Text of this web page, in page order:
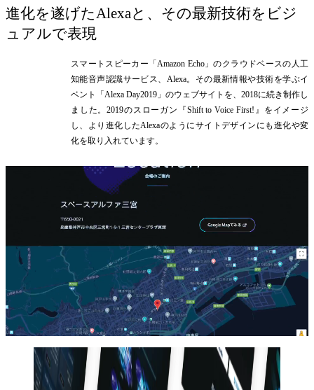
進化を遂げたAlexaと、その最新技術をビジ
ュアルで表現
スマートスピーカー「Amazon Echo」のクラウドベースの人工
知能音声認識サービス、Alexa。その最新情報や技術を学ぶイ
ベント「Alexa Day2019」のウェブサイトを、2018に続き制作し
ました。2019のスローガン『Shift to Voice First!』をイメージ
し、より進化したAlexaのようにサイトデザインにも進化や変
化を取り入れています。